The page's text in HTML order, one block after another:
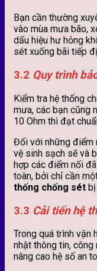
Bạn cần thường
vào mùa mưa bão,
dấu hiệu hư hỏng
sét xuống bãi tiếp
3.2 Quy trình
Kiểm tra hệ thống
mưa, các bạn cũng
10 Ohm thì đạt
Đối với những điểm
vệ sinh sạch sẽ và
hợp các điểm nối
toàn, bởi chỉ cần
thống chống sét bị
3.3 Cải tiến hệ
Trong quá trình vận
nhật thông tin, công
nâng cao hệ số an